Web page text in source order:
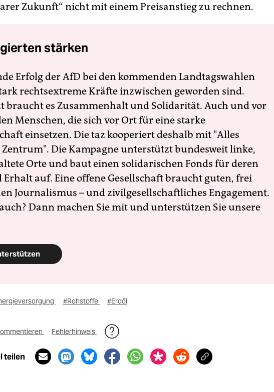
Zukunft“ nicht mit einem Preisanstieg zu rechnen.
stärken
Erfolg der AfD bei den kommenden Landtagswahlen
rechtsextreme Kräfte inzwischen geworden sind.
braucht es Zusammenhalt und Solidarität. Auch und vor
Menschen, die sich vor Ort für eine starke
einsetzen. Die taz kooperiert deshalb mit "Alles
Die Kampagne unterstützt bundesweit linke,
Orte und baut einen solidarischen Fonds für deren
Erhalt auf. Eine offene Gesellschaft braucht guten, frei
Journalismus – und zivilgesellschaftliches Engagement.
Dann machen Sie mit und unterstützen Sie unsere
#Rohstoffe #Erdöl
Fehlerhinweis
teilen